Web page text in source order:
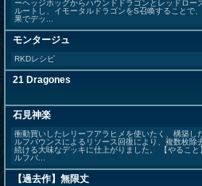
ーヘッジホッグからハウンドドラゴンとレッドロー
ルートし、イモータルドラゴンをS召喚することで
果でデッ...
モンタージュ
RKDレシピ
21 Dragones
石見神楽
衝動買いしたレリーフアラヒメを使いたく、構築し
ルフバウンスによるリソース回復により、複数枚除
続ける大味なデッキに仕上がりました。 【やること
ルフバ...
【過去作】無限丈